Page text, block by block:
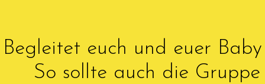
Begleitet euch und euer
So sollte auch die